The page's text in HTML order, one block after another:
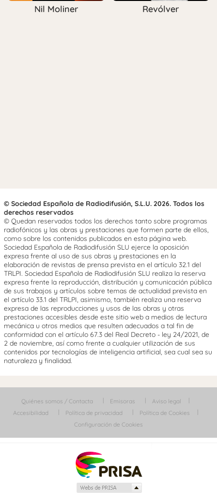
Nil Moliner Revólver
© Sociedad Española de Radiodifusión, S.L.U. 2026. Todos los
derechos reservados
© Quedan reservados todos los derechos tanto sobre programas
radiofónicos y las obras y prestaciones que formen parte de ellos,
como sobre los contenidos publicados en esta página web.
Sociedad Española de Radiodifusión SLU ejerce la oposición
expresa frente al uso de sus obras y prestaciones en la
elaboración de revistas de prensa prevista en el artículo 32.1 del
TRLPI. Sociedad Española de Radiodifusión SLU realiza la reserva
expresa frente la reproducción, distribución y comunicación pública
de sus trabajos y artículos sobre temas de actualidad prevista en
el artículo 33.1 del TRLPI, asimismo, también realiza una reserva
expresa de las reproducciones y usos de las obras y otras
prestaciones accesibles desde este sitio web a medios de lectura
mecánica u otros medios que resulten adecuados a tal fin de
conformidad con el artículo 67.3 del Real Decreto - ley 24/2021, de
2 de noviembre, así como frente a cualquier utilización de sus
contenidos por tecnologías de inteligencia artificial, sea cual sea su
naturaleza y finalidad.
Quiénes somos / Contacta Emisoras
Aviso legal
Accesibilidad
Política de privacidad
Política de Cookies
Configuración de Cookies